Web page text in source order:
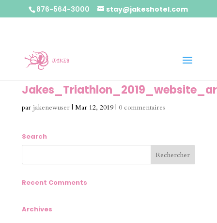
876-564-3000 stay@jakeshotel.com
par jakenewuser| Mar 12, 2019| 0 commentaires
Search
Recent Comments
Archives